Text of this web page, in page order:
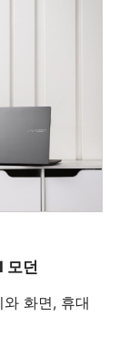
모던
화면, 휴대